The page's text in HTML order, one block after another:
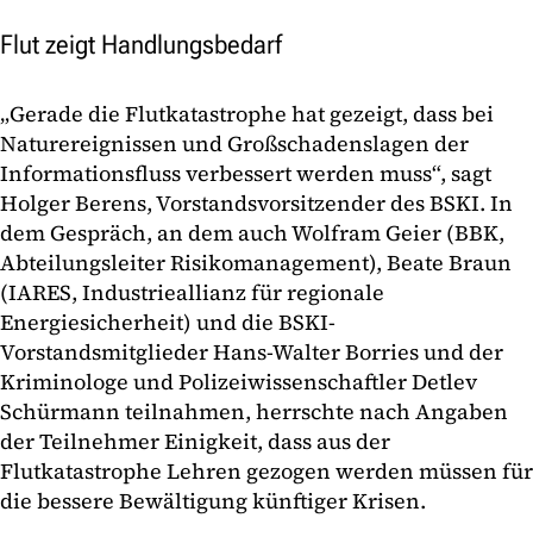
Flut zeigt Handlungsbedarf
„Gerade die Flutkatastrophe hat gezeigt, dass bei
Naturereignissen und Großschadenslagen der
Informationsfluss verbessert werden muss“, sagt
Holger Berens, Vorstandsvorsitzender des BSKI. In
dem Gespräch, an dem auch Wolfram Geier (BBK,
Abteilungsleiter Risikomanagement), Beate Braun
(IARES, Industrieallianz für regionale
Energiesicherheit) und die BSKI-
Vorstandsmitglieder Hans-Walter Borries und der
Kriminologe und Polizeiwissenschaftler Detlev
Schürmann teilnahmen, herrschte nach Angaben
der Teilnehmer Einigkeit, dass aus der
Flutkatastrophe Lehren gezogen werden müssen für
die bessere Bewältigung künftiger Krisen.